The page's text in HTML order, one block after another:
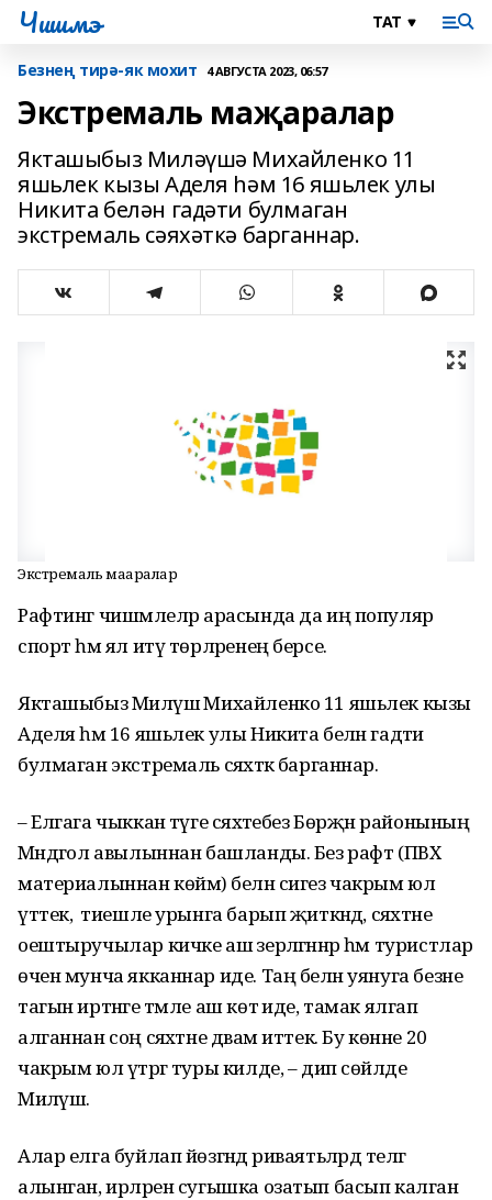
Чишмэ
Безнең тирә-як мохит 4 АВГУСТА 2023, 06:57
Экстремаль маҗаралар
Якташыбыз Миләүшә Михайленко 11
яшьлек кызы Аделя һәм 16 яшьлек улы
Никита белән гадәти булмаган
экстремаль сәяхәткә барганнар.
Экстремаль маҗаралар
Рафтинг чишмәлеләр арасында да иң популяр
спорт һәм ял итү төрләренең берсе.
Якташыбыз Миләүшә Михайленко 11 яшьлек кызы
Аделя һәм 16 яшьлек улы Никита белән гадәти
булмаган экстремаль сәяхәткә барганнар.
– Елгага чыккан тәүге сәяхәтебез Бөрҗән районының
Мәндәгол авылыннан башланды. Без рафт (ПВХ
материалыннан көймә) белән сигез чакрым юл
үттек, ә тиешле урынга барып җиткәндә, сәяхәтне
оештыручылар кичке аш әзерләгәннәр һәм туристлар
өчен мунча якканнар иде. Таң белән уянуга безне
тагын иртәнге тәмле аш көтә иде, тамак ялгап
алганнан соң сәяхәтне дәвам иттек. Бу көнне 20
чакрым юл үтәргә туры килде, – дип сөйләде
Миләүшә.
Алар елга буйлап йөзгәндә риваятьләрдә телгә
алынган, ирләрен сугышка озатып басып калган